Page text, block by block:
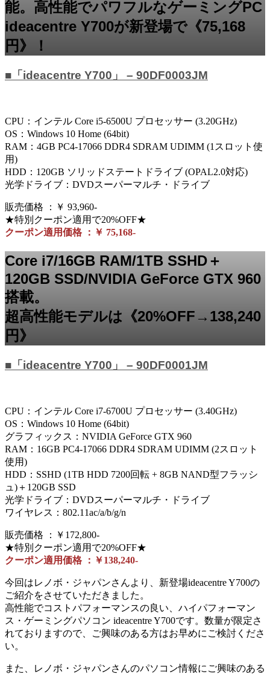
能。高性能でパワフルなゲーミングPC
ideacentre Y700が新登場で《75,168
円》！
■「ideacentre Y700」 – 90DF0003JM
CPU：インテル Core i5-6500U プロセッサー (3.20GHz)
OS：Windows 10 Home (64bit)
RAM：4GB PC4-17066 DDR4 SDRAM UDIMM (1スロット使
用)
HDD：120GB ソリッドステートドライブ (OPAL2.0対応)
光学ドライブ：DVDスーパーマルチ・ドライブ
販売価格 ：￥ 93,960-
★特別クーポン適用で20%OFF★
クーポン適用価格 ：￥ 75,168-
Core i7/16GB RAM/1TB SSHD＋
120GB SSD/NVIDIA GeForce GTX 960
搭載。
超高性能モデルは《20%OFF→138,240
円》
■「ideacentre Y700」 – 90DF0001JM
CPU：インテル Core i7-6700U プロセッサー (3.40GHz)
OS：Windows 10 Home (64bit)
グラフィックス：NVIDIA GeForce GTX 960
RAM：16GB PC4-17066 DDR4 SDRAM UDIMM (2スロット
使用)
HDD：SSHD (1TB HDD 7200回転 + 8GB NAND型フラッシ
ュ)＋120GB SSD
光学ドライブ：DVDスーパーマルチ・ドライブ
ワイヤレス：802.11ac/a/b/g/n
販売価格 ：￥172,800-
★特別クーポン適用で20%OFF★
クーポン適用価格 ：￥138,240-
今回はレノボ・ジャパンさんより、新登場ideacentre Y700の
ご紹介をさせていただきました。
高性能でコストパフォーマンスの良い、ハイパフォーマン
ス・ゲーミングパソコン ideacentre Y700です。数量が限定さ
れておりますので、ご興味のある方はお早めにご検討くださ
い。
また、レノボ・ジャパンさんのパソコン情報にご興味のある